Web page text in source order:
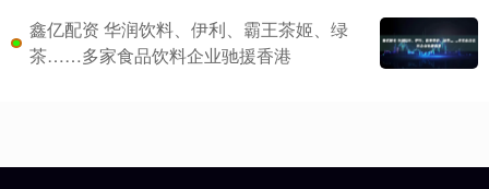
鑫亿配资 华润饮料、伊利、霸王茶姬、绿
茶……多家食品饮料企业驰援香港